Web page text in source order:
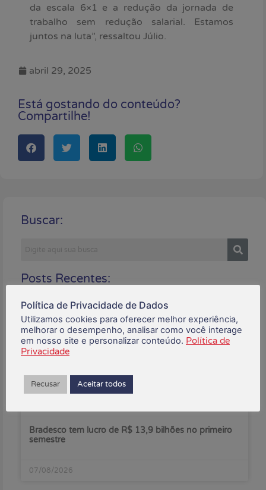
da escala 6×1 e a redução da jornada de
trabalho sem redução salarial. Estamos
juntos na luta”, ressaltou Júlio.
abril 29, 2025
Está gostando do conteúdo?
Compartilhe!
Buscar:
Posts Recentes:
Bradesco tem lucro de R$ 13,9 bilhões no primeiro
semestre
07/08/2026
Política de Privacidade de Dados
Utilizamos cookies para oferecer melhor experiência,
melhorar o desempenho, analisar como você interage
em nosso site e personalizar conteúdo. Política de
Privacidade
Recusar Aceitar todos